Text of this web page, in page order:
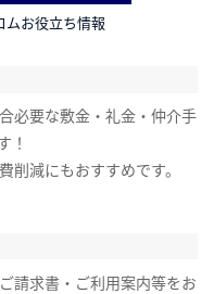
ムお役立ち情報
必要な敷金・礼金・仲介手
！
削減にもおすすめです。
請求書・ご利用案内等をお